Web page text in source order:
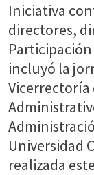
Iniciativa
directores,
incluyó la
Vicerrectoría
Universidad
realizada